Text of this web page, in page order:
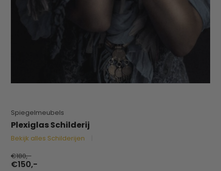
Spiegelmeubels
Plexiglas Schilderij
Bekijk alles Schilderijen
€180,-
€150,-